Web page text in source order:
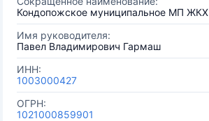
Кондопожское муниципальное МП ЖКХ
Имя руководителя:
Павел Владимирович Гармаш
ИНН:
1003000427
ОГРН:
1021000859901